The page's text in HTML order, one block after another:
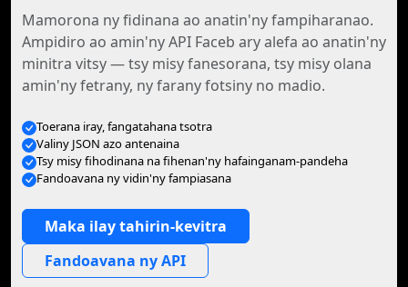
Mamorona ny fidinana ao anatin'ny fampiharanao.
Ampidiro ao amin'ny API Faceb ary alefa ao anatin'ny
minitra vitsy — tsy misy fanesorana, tsy misy olana
amin'ny fetrany, ny farany fotsiny no madio.
Toerana iray, fangatahana tsotra
Valiny JSON azo antenaina
Tsy misy fihodinana na fihenan'ny hafainganam-pandeha
Fandoavana ny vidin'ny fampiasana
Maka ilay tahirin-kevitra
Fandoavana ny API